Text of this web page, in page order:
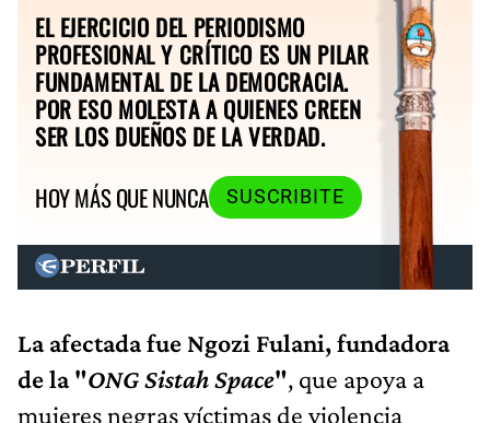
EL EJERCICIO DEL PERIODISMO
PROFESIONAL Y CRÍTICO ES UN PILAR
FUNDAMENTAL DE LA DEMOCRACIA.
POR ESO MOLESTA A QUIENES CREEN
SER LOS DUEÑOS DE LA VERDAD.
HOY MÁS QUE NUNCA
SUSCRIBITE
La afectada fue Ngozi Fulani, fundadora
de la "ONG Sistah Space", que apoya a
mujeres negras víctimas de violencia